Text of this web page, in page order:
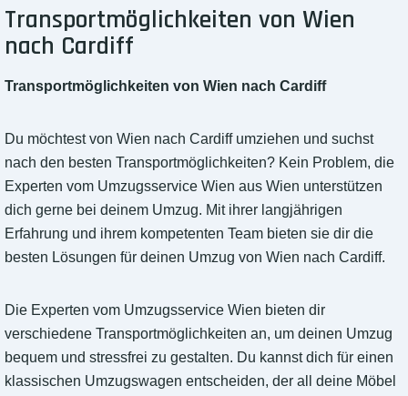
Transportmöglichkeiten von Wien
nach Cardiff
Transportmöglichkeiten von Wien nach Cardiff
Du möchtest von Wien nach Cardiff umziehen und suchst
nach den besten Transportmöglichkeiten? Kein Problem, die
Experten vom Umzugsservice Wien aus Wien unterstützen
dich gerne bei deinem Umzug. Mit ihrer langjährigen
Erfahrung und ihrem kompetenten Team bieten sie dir die
besten Lösungen für deinen Umzug von Wien nach Cardiff.
Die Experten vom Umzugsservice Wien bieten dir
verschiedene Transportmöglichkeiten an, um deinen Umzug
bequem und stressfrei zu gestalten. Du kannst dich für einen
klassischen Umzugswagen entscheiden, der all deine Möbel